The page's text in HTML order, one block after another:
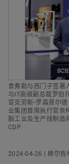
设备解决方案
数字化产品
品牌保护
人形机器人
联系与服务
Newsletter
活动
Axel
企业传播及
+49 9132
not
made
舍弗勒与西门子签署
与IT高级副总裁罗伯
官克劳斯•罗森菲尔
业集团首席执行官奈
胎工业及生产线制造
CDP
2024-04-26 | 赫尔佐